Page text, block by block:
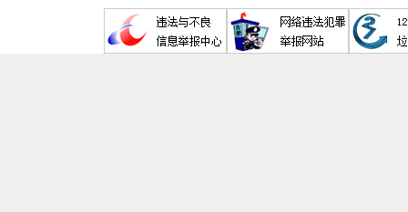
能没有周折呢！”历经波折，永幸河